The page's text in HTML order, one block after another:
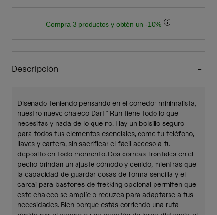
Compra 3 productos y obtén un -10%
Descripción
Diseñado teniendo pensando en el corredor minimalista,
nuestro nuevo chaleco Dart™ Run tiene todo lo que
necesitas y nada de lo que no. Hay un bolsillo seguro
para todos tus elementos esenciales, como tu teléfono,
llaves y cartera, sin sacrificar el fácil acceso a tu
depósito en todo momento. Dos correas frontales en el
pecho brindan un ajuste cómodo y ceñido, mientras que
la capacidad de guardar cosas de forma sencilla y el
carcaj para bastones de trekking opcional permiten que
este chaleco se amplíe o reduzca para adaptarse a tus
necesidades. Bien porque estás corriendo una ruta